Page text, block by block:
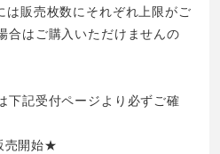
販売枚数にそれぞれ上限がご
合はご購入いただけませんの
下記受付ページより必ずご確
売開始★